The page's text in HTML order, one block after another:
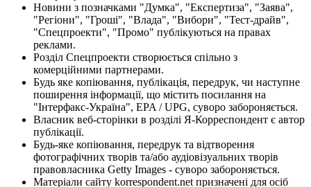
Новини з позначками "Думка", "Експертиза", "Заява",
"Регіони", "Гроші", "Влада", "Вибори", "Тест-драйв",
"Спецпроекти", "Промо" публікуються на правах
реклами.
Розділ Спецпроекти створюється спільно з
комерційними партнерами.
Будь яке копіювання, публікація, передрук, чи наступне
поширення інформації, що містить посилання на
"Інтерфакс-Україна", EPA / UPG, суворо забороняється.
Власник веб-сторінки в розділі Я-Корреспондент є автор
публікації.
Будь-яке копіювання, передрук та відтворення
фотографічних творів та/або аудіовізуальних творів
правовласника Getty Images - суворо забороняється.
Матеріали сайту korrespondent.net призначені для осіб